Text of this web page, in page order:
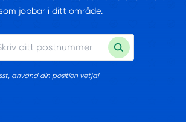
jobbar i ditt område.
använd din position vetja!